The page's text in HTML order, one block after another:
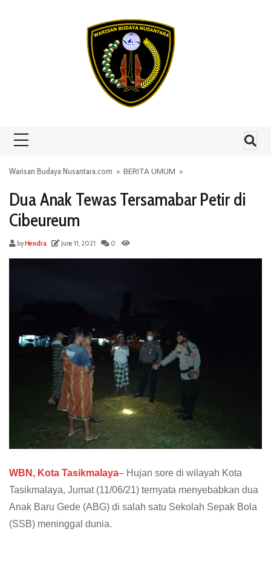
Warisan Budaya Nusantara.com » BERITA UMUM »
Dua Anak Tewas Tersamabar Petir di
Cibeureum
byHendra June 11, 2021 0
WBN, Kota Tasikmalaya– Hujan sore di wilayah Kota
Tasikmalaya, Jumat (11/06/21) ternyata menyebabkan dua
Anak Baru Gede (ABG) di salah satu Sekolah Sepak Bola
(SSB) meninggal dunia.